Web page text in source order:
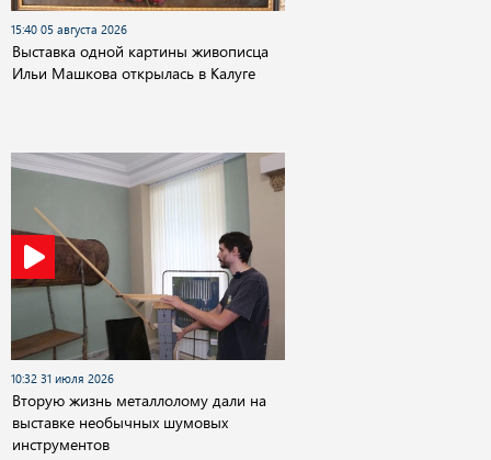
15:40 05 августа 2026
Выставка одной картины живописца
Ильи Машкова открылась в Калуге
10:32 31 июля 2026
Вторую жизнь металлолому дали на
выставке необычных шумовых
инструментов